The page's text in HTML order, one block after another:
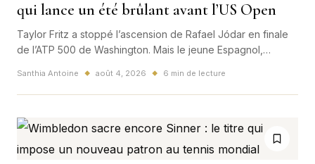
qui lance un été brûlant avant l’US Open
Taylor Fritz a stoppé l’ascension de Rafael Jódar en finale
de l’ATP 500 de Washington. Mais le jeune Espagnol,
tout le circuit avant l’US Open.
Santhia Antoine ◆ août 4, 2026 ◆ 6 min de lecture